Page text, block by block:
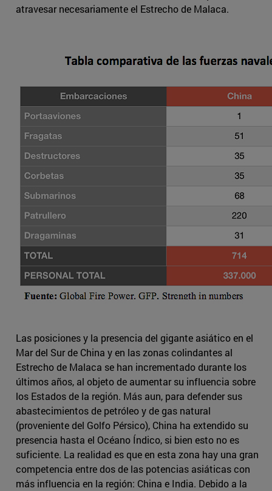
atravesar necesariamente el Estrecho de Malaca.
Las posiciones y la presencia del gigante asiático en el
Mar del Sur de China y en las zonas colindantes al
Estrecho de Malaca se han incrementado durante los
últimos años, al objeto de aumentar su influencia sobre
los Estados de la región. Más aun, para defender sus
abastecimientos de petróleo y de gas natural
(proveniente del Golfo Pérsico), China ha extendido su
presencia hasta el Océano Índico, si bien esto no es
suficiente. La realidad es que en esta zona hay una gran
competencia entre dos de las potencias asiáticas con
más influencia en la región: China e India. Debido a la